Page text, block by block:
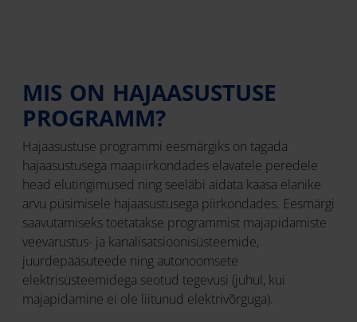
MIS ON HAJAASUSTUSE
PROGRAMM?
Hajaasustuse programmi eesmärgiks on tagada
hajaasustusega maapiirkondades elavatele peredele
head elutingimused ning seeläbi aidata kaasa elanike
arvu püsimisele hajaasustusega piirkondades. Eesmärgi
saavutamiseks toetatakse programmist majapidamiste
veevarustus- ja kanalisatsioonisüsteemide,
juurdepääsuteede ning autonoomsete
elektrisüsteemidega seotud tegevusi (juhul, kui
majapidamine ei ole liitunud elektrivõrguga).